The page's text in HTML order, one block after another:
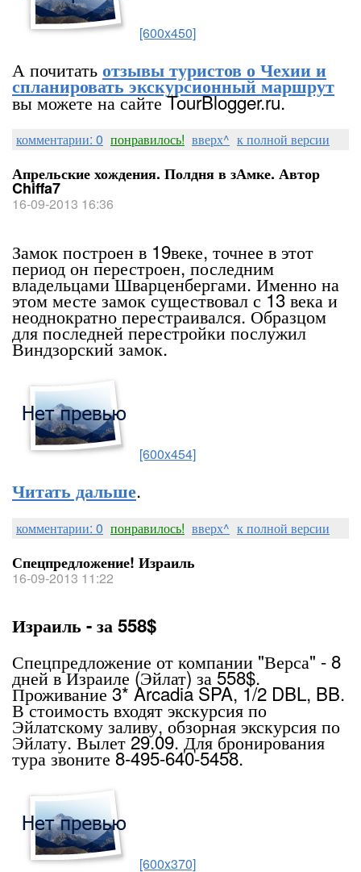
[600x450]
А почитатьотзывы туристов о Чехии и
спланировать экскурсионный маршрут
вы можете на сайте TourBlogger.ru.
комментарии: 0 понравилось! вверх^ к полной версии
Апрельские хождения. Полдня в зАмке. Автор
Chiffa7
16-09-2013 16:36
Замок построен в 19веке, точнее в этот
период он перестроен, последним
владельцами Шварценбергами. Именно на
этом месте замок существовал с 13 века и
неоднократно перестраивался. Образцом
для последней перестройки послужил
Виндзорский замок.
[600x454]
Читать дальше.
комментарии: 0 понравилось! вверх^ к полной версии
Спецпредложение! Израиль
16-09-2013 11:22
Израиль - за 558$
Спецпредложение от компании "Верса" - 8
дней в Израиле (Эйлат) за 558$.
Проживание 3* Arcadia SPA, 1/2 DBL, BB.
В стоимость входят экскурсия по
Эйлатскому заливу, обзорная экскурсия по
Эйлату. Вылет 29.09. Для бронирования
тура звоните 8-495-640-5458.
[600x370]